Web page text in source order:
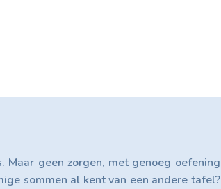
geen zorgen, met genoeg oefening
sommen al kent van een andere tafel?